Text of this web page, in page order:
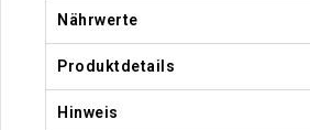
Nährwerte
Produktdetails
Hinweis